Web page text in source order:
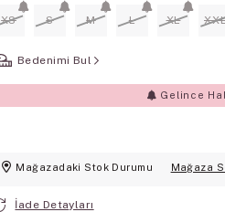
XS S M L XL
Bedenimi Bul
Gelince
Mağazadaki Stok Durumu Mağaza
İade Detayları